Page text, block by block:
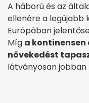
A háború és az
ellenére a legújabb
Európában
Míg a
növekedést
látványosan